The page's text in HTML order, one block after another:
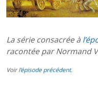
La série consacrée à
racontée par Normand
Voir l’épisode précédent.